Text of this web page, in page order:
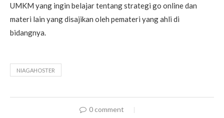
UMKM yang ingin belajar tentang strategi go online dan
materi lain yang disajikan oleh pemateri yang ahli di
bidangnya.
NIAGAHOSTER
0 comment